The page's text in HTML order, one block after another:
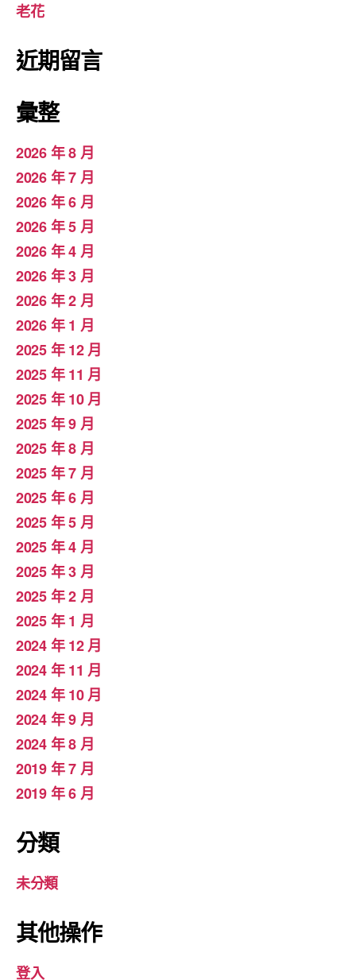
老花
近期留言
彙整
2026 年 8 月
2026 年 7 月
2026 年 6 月
2026 年 5 月
2026 年 4 月
2026 年 3 月
2026 年 2 月
2026 年 1 月
2025 年 12 月
2025 年 11 月
2025 年 10 月
2025 年 9 月
2025 年 8 月
2025 年 7 月
2025 年 6 月
2025 年 5 月
2025 年 4 月
2025 年 3 月
2025 年 2 月
2025 年 1 月
2024 年 12 月
2024 年 11 月
2024 年 10 月
2024 年 9 月
2024 年 8 月
2019 年 7 月
2019 年 6 月
分類
未分類
其他操作
登入